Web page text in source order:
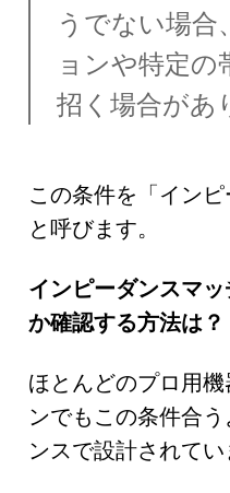
うでない場合
ョンや特定
招く場合があ
この条件を「インピ
と呼びます。
インピーダンスマ
か確認する方法は？
ほとんどのプロ用
ンでもこの条件合
ンスで設計されてい